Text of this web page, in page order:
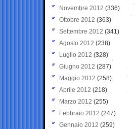
Novembre 2012 (336)
Ottobre 2012 (363)
Settembre 2012 (341)
Agosto 2012 (238)
Luglio 2012 (328)
Giugno 2012 (287)
Maggio 2012 (258)
Aprile 2012 (218)
Marzo 2012 (255)
Febbraio 2012 (247)
Gennaio 2012 (259)